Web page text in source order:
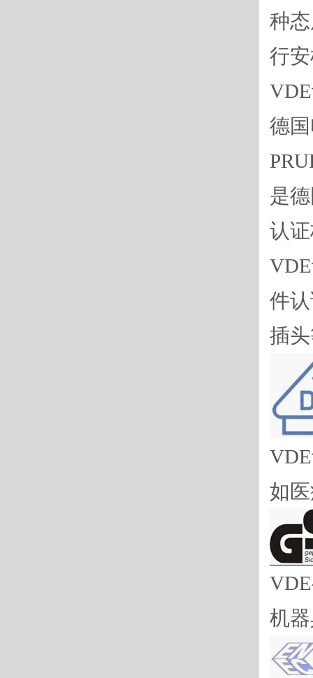
种
行
德
是
认
件
插
如
V
机